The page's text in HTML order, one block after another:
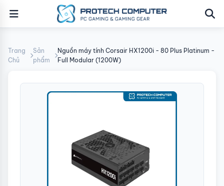
Trang
Chủ
Sản
phẩm
Nguồn máy tính Corsair HX1200i - 80 Plus Platinum -
Full Modular (1200W)